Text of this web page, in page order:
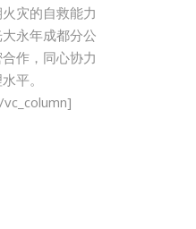
灾的自救能力
永年成都分公
作，同心协力
理水平。